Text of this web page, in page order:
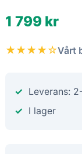
1 799 kr
★★★★☆Vårt
Leverans:
I lager